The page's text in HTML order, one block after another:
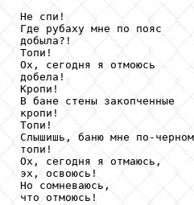
Не спи!
Где рубаху мне по пояс
добыла?!
Топи!
Ох, сегодня я отмоюсь
добела!
Кропи!
В бане стены закопченные
кропи!
Топи!
Слышишь, баню мне по-
топи!
Ох, сегодня я отмаюсь,
эх, освоюсь!
Но сомневаюсь,
что отмоюсь!